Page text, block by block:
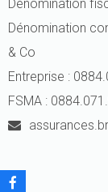
Dénomination
Dénomination
& Co
Entreprise :
FSMA :
F